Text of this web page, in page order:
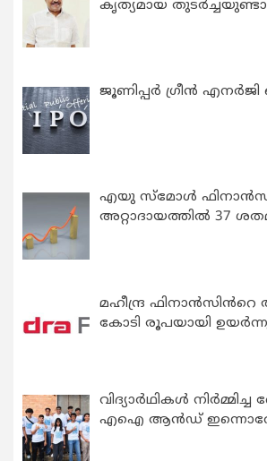
കൃത്യമായ
ജൂണിപ്പർ ഗ്രീൻ
എയു സ്‌മോൾ ഫിനാൻസ്
അറ്റാദായത്തിൽ 37
മഹീന്ദ്ര ഫിനാൻസിൻറെ
കോടി രൂപയായി
വിദ്യാര്‍ഥികള്‍
എഐ ആന്‍ഡ്